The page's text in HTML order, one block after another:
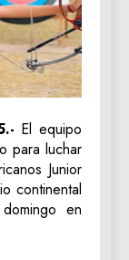
El equipo
para luchar
Junior
continental
en